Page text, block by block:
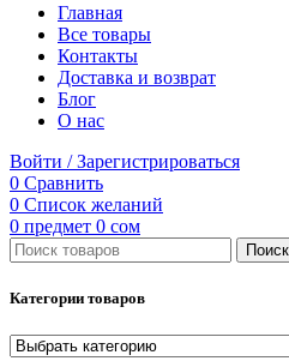
Главная
Все товары
Контакты
Доставка и возврат
Блог
О нас
Войти / Зарегистрироваться
0 Сравнить
0 Список желаний
0 предмет 0 сом
Поиск
Категории товаров